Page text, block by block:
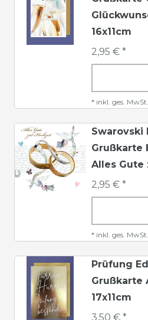
16x11cm
2,95 € *
* inkl. ges. MwSt.
Swarovski
Grußkarte
Alles Gute
2,95 € *
* inkl. ges. MwSt.
Prüfung
Grußkarte
17x11cm
3,50 € *